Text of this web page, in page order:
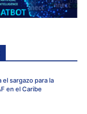
el sargazo para la
en el Caribe